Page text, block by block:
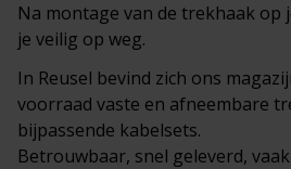
Na montage van de trekhaak op
je veilig op weg.
In Reusel bevind zich ons
voorraad vaste en afneembare
bijpassende kabelsets.
Betrouwbaar, snel geleverd,